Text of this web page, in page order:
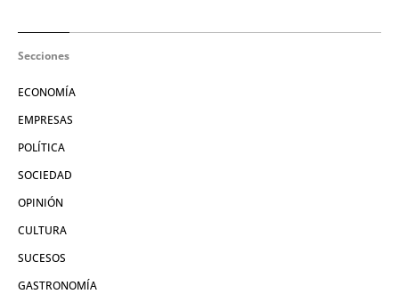
Secciones
ECONOMÍA
EMPRESAS
POLÍTICA
SOCIEDAD
OPINIÓN
CULTURA
SUCESOS
GASTRONOMÍA